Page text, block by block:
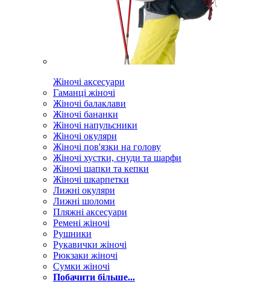
Жіночі аксесуари
Гаманці жіночі
Жіночі балаклави
Жіночі бананки
Жіночі напульсники
Жіночі окуляри
Жіночі пов'язки на голову
Жіночі хустки, снуди та шарфи
Жіночі шапки та кепки
Жіночі шкарпетки
Лижні окуляри
Лижні шоломи
Пляжні аксесуари
Ремені жіночі
Рушники
Рукавички жіночі
Рюкзаки жіночі
Сумки жіночі
Побачити більше...